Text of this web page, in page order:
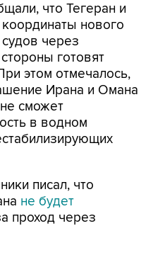
что Тегеран и
нового
через
готовят
этом отмечалось,
Ирана и Омана
сможет
в водном
писал, что
не будет
проход через